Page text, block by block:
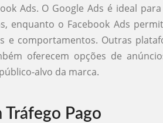
Ads. O Google Ads é ideal
enquanto o Facebook Ads
e comportamentos. Outras
oferecem opções de
alvo da marca.
Pago